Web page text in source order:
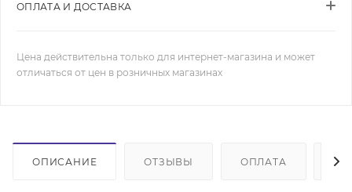
ОПЛАТА И ДОСТАВКА
Цена действительна только для интернет-магазина и может
отличаться от цен в розничных магазинах
ОПИСАНИЕ ОТЗЫВЫ ОПЛАТА